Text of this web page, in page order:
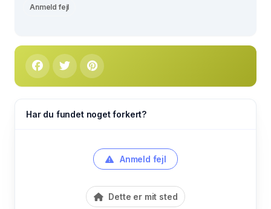
Anmeld fejl
Har du fundet noget forkert?
Anmeld fejl
Dette er mit sted